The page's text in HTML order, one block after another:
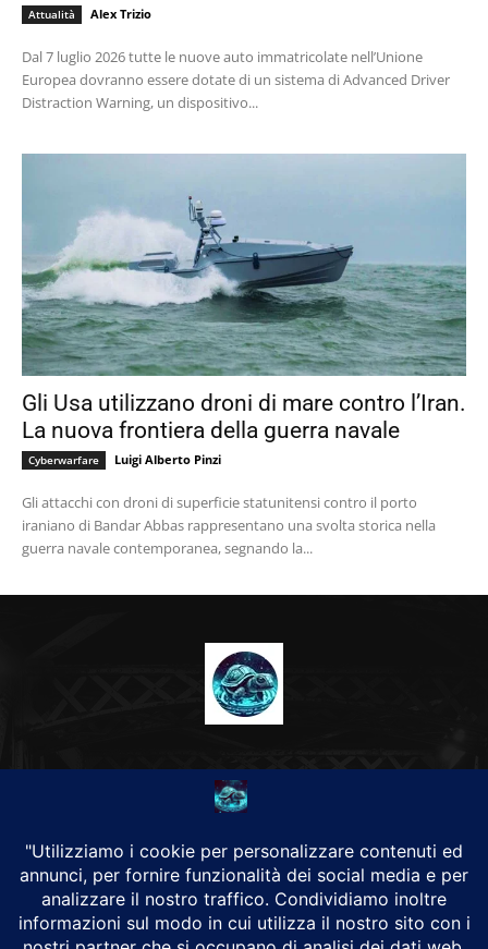
Attualità Alex Trizio
Dal 7 luglio 2026 tutte le nuove auto immatricolate nell’Unione
Europea dovranno essere dotate di un sistema di Advanced Driver
Distraction Warning, un dispositivo...
Gli Usa utilizzano droni di mare contro l’Iran.
La nuova frontiera della guerra navale
Cyberwarfare Luigi Alberto Pinzi
Gli attacchi con droni di superficie statunitensi contro il porto
iraniano di Bandar Abbas rappresentano una svolta storica nella
guerra navale contemporanea, segnando la...
CHI SIAMO
Alground Geopolitica e Cyberwarfare.
Da una idea di Brunilde Trizio
Alground fa parte del Gruppo Trizio